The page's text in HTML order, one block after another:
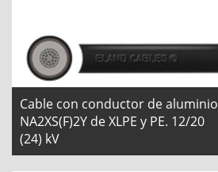
Cable con conductor de aluminio
NA2XS(F)2Y de XLPE y PE. 12/20
(24) kV